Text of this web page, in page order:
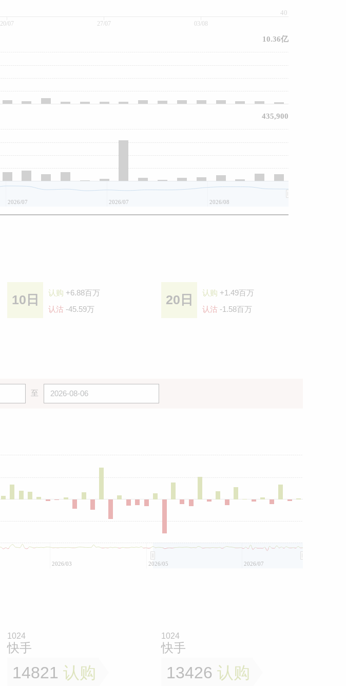
40
20/07 27/07 03/08
2026/07 2026/07 2026/08
10.36亿
435,900
10日 认购 +6.88百万
认沽 -45.59万
20日 认购 +1.49百万
认沽 -1.58百万
至
2026/03 2026/05 2026/07
1024
快手
14821 认购
1024
快手
13426 认购